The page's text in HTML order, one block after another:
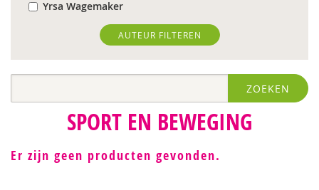
Yrsa Wagemaker
AUTEUR FILTEREN
ZOEKEN
SPORT EN BEWEGING
Er zijn geen producten gevonden.